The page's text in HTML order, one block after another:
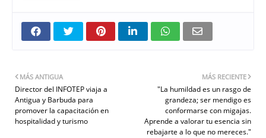
MÁS RECIENTE
"La humildad es un rasgo de
grandeza; ser mendigo es
conformarse con migajas.
Aprende a valorar tu esencia sin
rebajarte a lo que no mereces."
MÁS ANTIGUA
Director del INFOTEP viaja a
Antigua y Barbuda para
promover la capacitación en
hospitalidad y turismo